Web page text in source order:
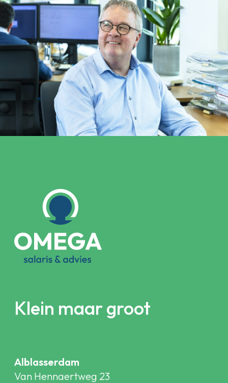
Klein maar groot
Alblasserdam
Van Hennaertweg 23